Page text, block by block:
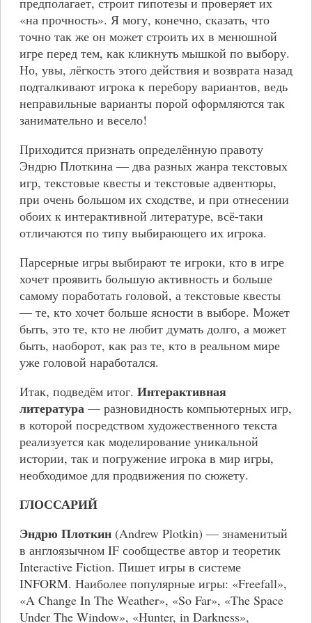
«на прочность». Я могу, конечно, сказать, что
точно так же он может строить их в менюшной
игре перед тем, как кликнуть мышкой по выбору.
Но, увы, лёгкость этого действия и возврата назад
подталкивают игрока к перебору вариантов, ведь
неправильные варианты порой оформляются так
занимательно и весело!
Приходится признать определённую правоту
Эндрю Плоткина — два разных жанра текстовых
игр, текстовые квесты и текстовые адвентюры,
при очень большом их сходстве, и при отнесении
обоих к интерактивной литературе, всё-таки
отличаются по типу выбирающего их игрока.
Парсерные игры выбирают те игроки, кто в игре
хочет проявить большую активность и больше
самому поработать головой, а текстовые квесты
— те, кто хочет больше ясности в выборе. Может
быть, это те, кто не любит думать долго, а может
быть, наоборот, как раз те, кто в реальном мире
уже головой наработался.
Итак, подведём итог. Интерактивная
литература — разновидность компьютерных игр,
в которой посредством художественного текста
реализуется как моделирование уникальной
истории, так и погружение игрока в мир игры,
необходимое для продвижения по сюжету.
ГЛОССАРИЙ
Эндрю Плоткин(Andrew Plotkin) — знаменитый
в англоязычном IF сообществе автор и теоретик
Interactive Fiction. Пишет игры в системе
INFORM. Наиболее популярные игры: «Freefall»,
«A Change In The Weather», «So Far», «The Space
Under The Window», «Hunter, in Darkness»,